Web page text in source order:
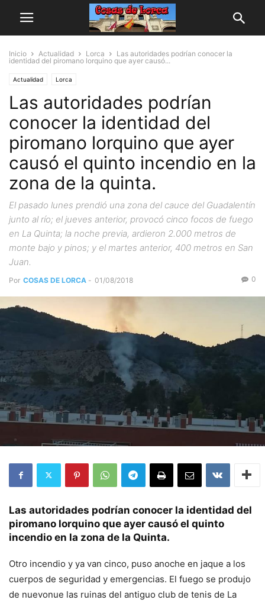
Inicio Actualidad Lorca
Las autoridades podrían conocer la
identidad del piromano lorquino que ayer causó...
Actualidad Lorca
Las autoridades podrían
conocer la identidad del
piromano lorquino que ayer
causó el quinto incendio en la
zona de la quinta.
El pasado lunes prendió una zona del cauce del Guadalentín
junto al río; el jueves anterior, provocó cinco focos de fuego
en La Quinta; la noche previa, ardieron 2.000 metros de
monte bajo y pinos; y el martes anterior, 400 metros en San
Juan.
Por COSAS DE LORCA - 01/08/2018 0
Las autoridades podrían conocer la identidad del
piromano lorquino que ayer causó el quinto
incendio en la zona de la Quinta.
Otro incendio y ya van cinco, puso anoche en jaque a los
cuerpos de seguridad y emergencias. El fuego se produjo
de nuevonue las ruinas del antiguo club de tenis de La